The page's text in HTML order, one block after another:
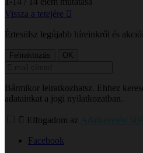
Vissza a tetejére 
Értesülsz legújabb híreinkről és
Bármikor leiratkozhatsz. Ehhez
adatainkat a jogi nyilatkozatban.
 Elfogadom az Adatkezelési
Facebook